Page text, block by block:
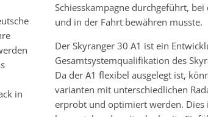
in
Schiesskampagne durchgeführt,
und in der Fahrt bewähren musste.
Der Skyranger 30 A1 ist ein
Gesamtsystemqualifikation des
Da der A1 flexibel ausgelegt ist,
varianten mit unterschiedlichen
erprobt und optimiert werden. Dies